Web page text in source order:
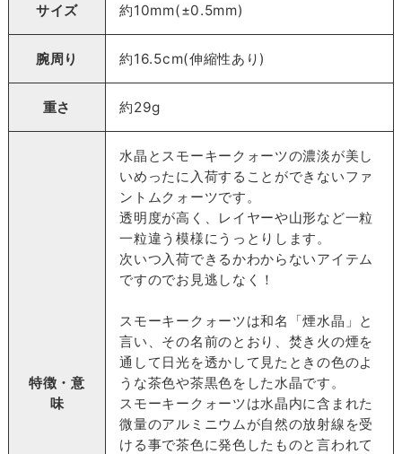
サイズ 約10mm(±0.5mm)
腕周り 約16.5cm(伸縮性あり)
重さ 約29g
特徴・意
味
水晶とスモーキークォーツの濃淡が美し
いめったに入荷することができないファ
ントムクォーツです。
透明度が高く、レイヤーや山形など一粒
一粒違う模様にうっとりします。
次いつ入荷できるかわからないアイテム
ですのでお見逃しなく！
スモーキークォーツは和名「煙水晶」と
言い、その名前のとおり、焚き火の煙を
通して日光を透かして見たときの色のよ
うな茶色や茶黒色をした水晶です。
スモーキークォーツは水晶内に含まれた
微量のアルミニウムが自然の放射線を受
ける事で茶色に発色したものと言われて